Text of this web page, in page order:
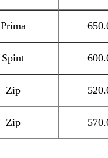
Prima
Spint
Zip
Zip